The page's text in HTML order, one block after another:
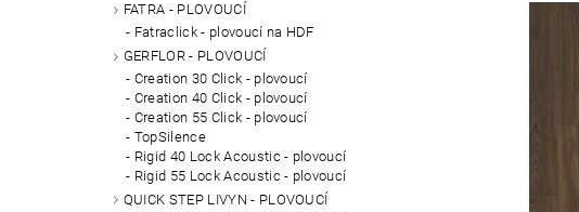
FATRA - PLOVOUCÍ
Fatraclick - plovoucí na HDF
GERFLOR - PLOVOUCÍ
Creation 30 Click - plovoucí
Creation 40 Click - plovoucí
Creation 55 Click - plovoucí
TopSilence
Rigid 40 Lock Acoustic - plovoucí
Rigid 55 Lock Acoustic - plovoucí
QUICK STEP LIVYN - PLOVOUCÍ